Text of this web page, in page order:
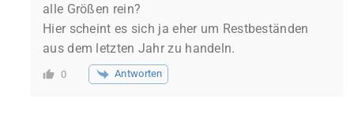
alle Größen rein?
Hier scheint es sich ja eher um Restbeständen
aus dem letzten Jahr zu handeln.
0 Antworten